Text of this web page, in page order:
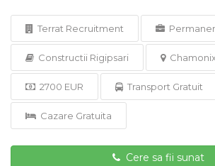
Terrat Recruitment
Constructii Rigipsari
2700 EUR Transport Gratuit
Cazare Gratuita
Cere sa fii sunat